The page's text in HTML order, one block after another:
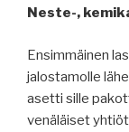
Neste-,
Ensimmäinen
jalostamolle
asetti sille
venäläiset